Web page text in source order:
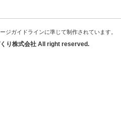
ジガイドラインに準じて制作されています。
り株式会社 All right reserved.